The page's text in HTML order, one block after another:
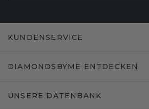
KUNDENSERVICE
DIAMONDSBYME ENTDECKEN
UNSERE DATENBANK